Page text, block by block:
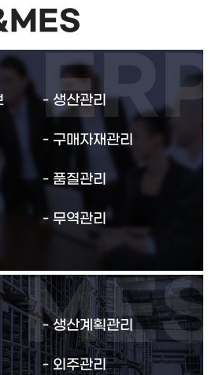
생산관리
구매자재관리
품질관리
무역관리
생산계획관리
외주관리